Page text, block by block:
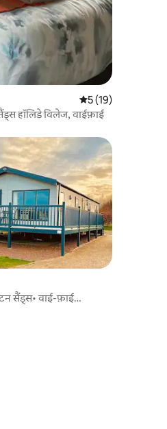
औसत रेटिंग 5 में से 5,
5 (19)
हॉलिडे विलेज, वाईफ़ाई
सैंड्स• वाई-फ़ाई